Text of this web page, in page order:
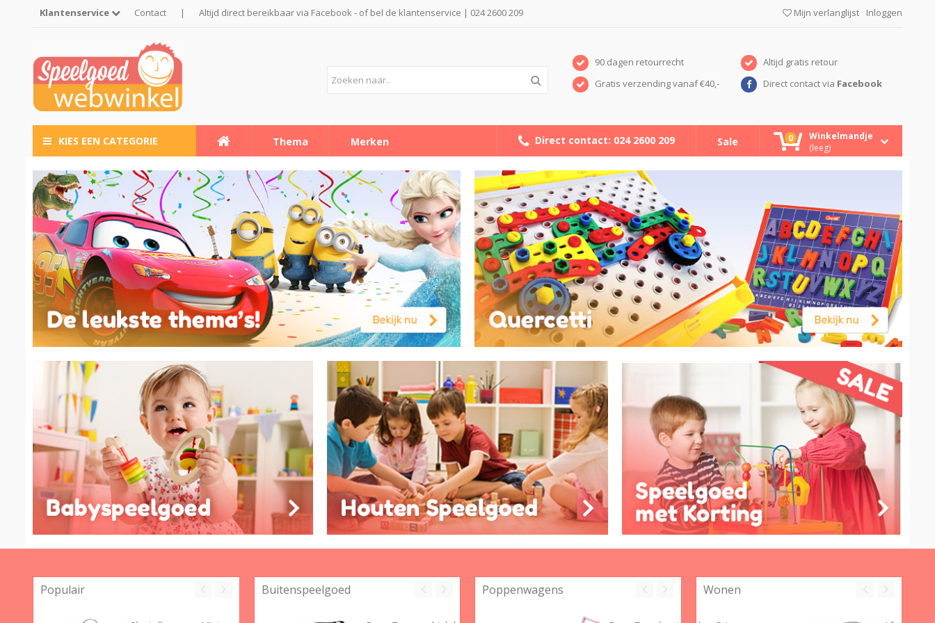
Inloggen
Klantenservice Contact | Altijd direct bereikbaar via Facebook - of bel de klantenservice | 024 2600 209 Mijn verlanglijst
90 dagen retourrecht
Altijd gratis retour
Gratis verzending vanaf €40,-
Direct contact via Facebook
KIES EEN CATEGORIE 0
Winkelmandje
(leeg)
Thema Merken Sale
Direct contact: 024 2600 209
Populair Buitenspeelgoed Poppenwagens Wonen